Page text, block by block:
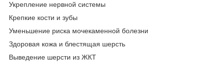
Укрепление нервной системы
Крепкие кости и зубы
Уменьшение риска мочекаменной болезни
Здоровая кожа и блестящая шерсть
Выведение шерсти из ЖКТ